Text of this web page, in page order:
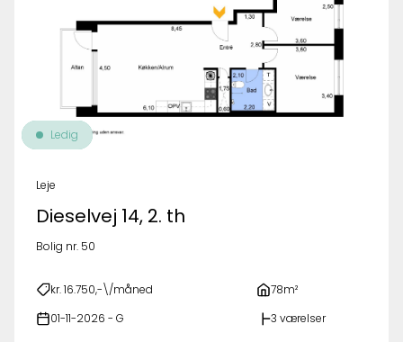
Ledig
Leje
Dieselvej 14, 2. th
Bolig nr. 50
kr. 16.750,-\/måned 78m²
01-11-2026 - G 3 værelser